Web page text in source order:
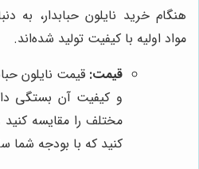
هنگام خرید نایلون حبابدار، به
مواد اولیه با کیفیت تولید شده‌اند.
قیمت: قیمت نایلون
و کیفیت آن بستگی
مختلف را مقایسه کنید
کنید که با بودجه شما